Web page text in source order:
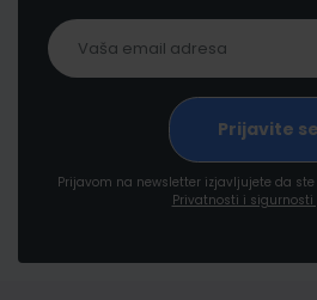
Prijavom na newsletter izjavljujete da
Privatnosti i sigurnosti